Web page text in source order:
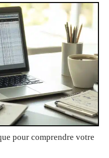
pour comprendre votre